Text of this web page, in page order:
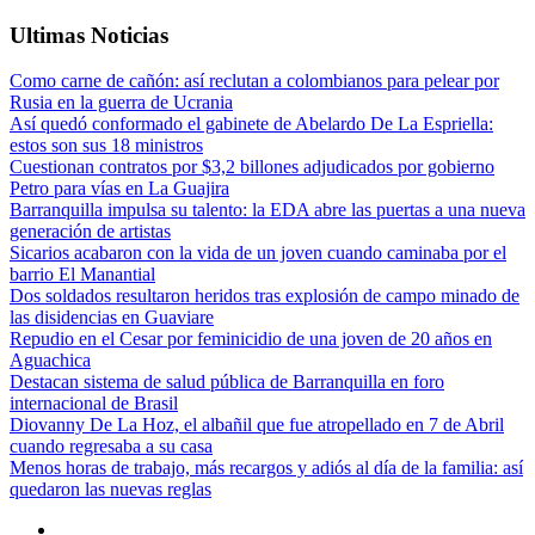
Ultimas Noticias
Como carne de cañón: así reclutan a colombianos para pelear por
Rusia en la guerra de Ucrania
Así quedó conformado el gabinete de Abelardo De La Espriella:
estos son sus 18 ministros
Cuestionan contratos por $3,2 billones adjudicados por gobierno
Petro para vías en La Guajira
Barranquilla impulsa su talento: la EDA abre las puertas a una nueva
generación de artistas
Sicarios acabaron con la vida de un joven cuando caminaba por el
barrio El Manantial
Dos soldados resultaron heridos tras explosión de campo minado de
las disidencias en Guaviare
Repudio en el Cesar por feminicidio de una joven de 20 años en
Aguachica
Destacan sistema de salud pública de Barranquilla en foro
internacional de Brasil
Diovanny De La Hoz, el albañil que fue atropellado en 7 de Abril
cuando regresaba a su casa
Menos horas de trabajo, más recargos y adiós al día de la familia: así
quedaron las nuevas reglas